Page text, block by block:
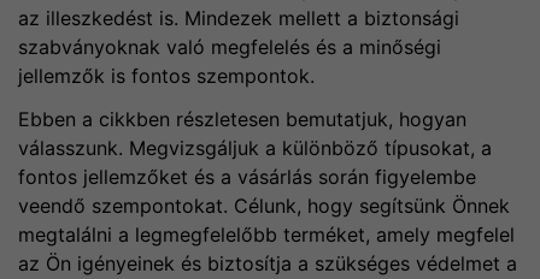
az illeszkedést is. Mindezek mellett a biztonsági
szabványoknak való megfelelés és a minőségi
jellemzők is fontos szempontok.
Ebben a cikkben részletesen bemutatjuk, hogyan
válasszunk. Megvizsgáljuk a különböző típusokat, a
fontos jellemzőket és a vásárlás során figyelembe
veendő szempontokat. Célunk, hogy segítsünk Önnek
megtalálni a legmegfelelőbb terméket, amely megfelel
az Ön igényeinek és biztosítja a szükséges védelmet a